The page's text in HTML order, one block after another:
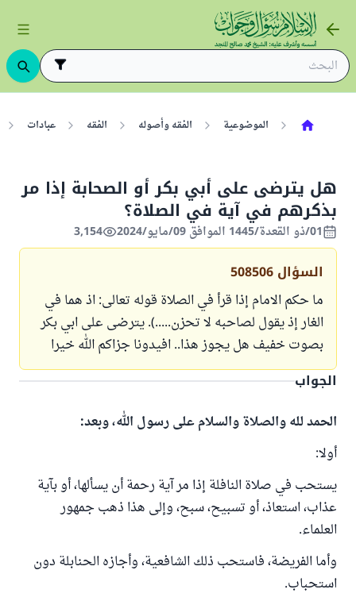
الموضوعية الفقه وأصوله الفقه عبادات
هل يترضى على أبي بكر أو الصحابة إذا مر
بذكرهم في آية في الصلاة؟
01/ذو القعدة/1445 الموافق 09/مايو/2024 3,154
السؤال 508506
ما حكم الامام إذا قرأ في الصلاة قوله تعالى: اذ هما في
الغار إذ يقول لصاحبه لا تحزن.....). يترضى على ابي بكر
بصوت خفيف هل يجوز هذا.. افيدونا جزاكم الله خيرا
الجواب
الحمد لله والصلاة والسلام على رسول الله، وبعد:
أولا:
يستحب في صلاة النافلة إذا مر آية رحمة أن يسألها، أو بآية
عذاب، استعاذ، أو تسبيح، سبح، وإلى هذا ذهب جمهور
العلماء.
وأما الفريضة، فاستحب ذلك الشافعية، وأجازه الحنابلة دون
استحباب.